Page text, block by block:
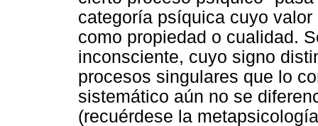
categoría psíquica cuyo
como propiedad o cualidad.
inconsciente, cuyo signo
procesos singulares que lo
sistemático aún no se
(recuérdese la